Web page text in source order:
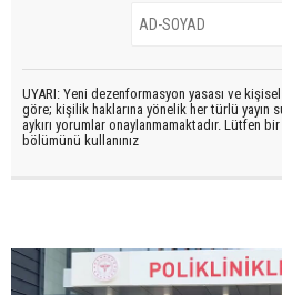
UYARI: Yeni dezenformasyon yasası ve
göre; kişilik haklarına yönelik her türlü yayın
aykırı yorumlar onaylanmamaktadır. Lütfen
bölümünü kullanınız